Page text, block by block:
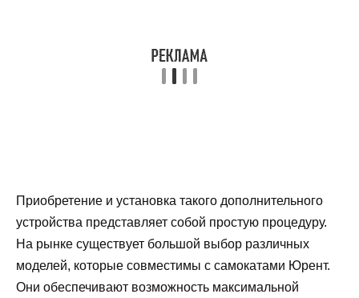
Приобретение и установка такого дополнительного
устройства представляет собой простую процедуру.
На рынке существует большой выбор различных
моделей, которые совместимы с самокатами Юрент.
Они обеспечивают возможность максимальной